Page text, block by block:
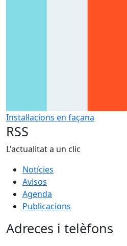
Instal·lacions en façana
RSS
L'actualitat a un clic
Notícies
Avisos
Agenda
Publicacions
Adreces i telèfons